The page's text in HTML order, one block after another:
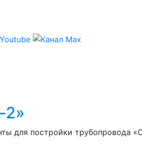
2»
для постройки трубопровода